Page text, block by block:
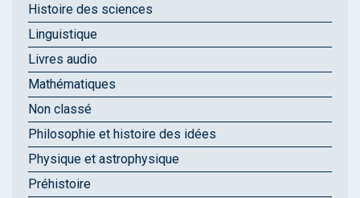
Histoire des sciences
Linguistique
Livres audio
Mathématiques
Non classé
Philosophie et histoire des idées
Physique et astrophysique
Préhistoire